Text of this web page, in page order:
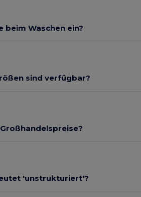
beim Waschen ein?
sind verfügbar?
'unstrukturiert'?